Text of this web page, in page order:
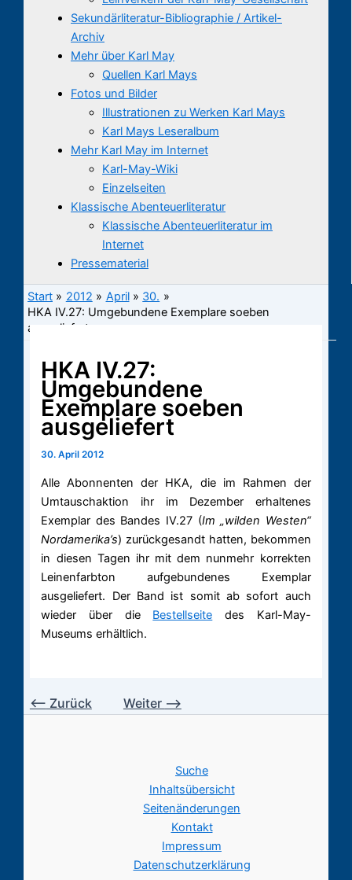
Sekundärliteratur-Bibliographie / Artikel-
Archiv
Mehr über Karl May
Quellen Karl Mays
Fotos und Bilder
Illustrationen zu Werken Karl Mays
Karl Mays Leseralbum
Mehr Karl May im Internet
Karl-May-Wiki
Einzelseiten
Klassische Abenteuerliteratur
Klassische Abenteuerliteratur im
Internet
Pressematerial
Start 2012 April
30.
HKA IV.27: Umgebundene Exemplare soeben
ausgeliefert
HKA IV.27:
Umgebundene
Exemplare soeben
ausgeliefert
30. April 2012
Alle Abonnenten der HKA, die im Rahmen der
Umtauschaktion ihr im Dezember erhaltenes
Exemplar des Bandes IV.27 (Im „wilden Westen“
Nordamerika’s) zurückgesandt hatten, bekommen
in diesen Tagen ihr mit dem nunmehr korrekten
Leinenfarbton aufgebundenes Exemplar
ausgeliefert. Der Band ist somit ab sofort auch
wieder über die Bestellseite des Karl-May-
Museums erhältlich.
⟵ Zurück Weiter ⟶
Suche
Inhaltsübersicht
Seitenänderungen
Kontakt
Impressum
Datenschutzerklärung